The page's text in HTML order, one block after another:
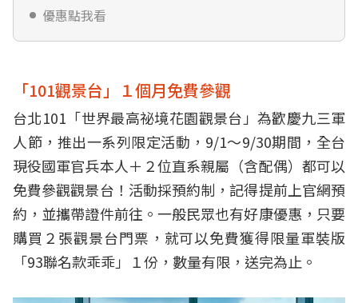
優惠點我看
「101觀景台」１個月免費參觀
台北101「世界最高祕境花園觀景台」為歡慶九三軍
人節，推出一系列限定活動，9/1～9/30期間，全台
現役國軍官兵本人＋２位直系親屬（含配偶）都可以
免費參觀觀景台！活動採預約制，記得提前上官網預
約，並攜帶證件前往。一般民眾也有好康優惠，只要
購買２張觀景台門票，就可以免費獲得限量軍裝版
「93聯名款乖乖」１份，數量有限，送完為止。